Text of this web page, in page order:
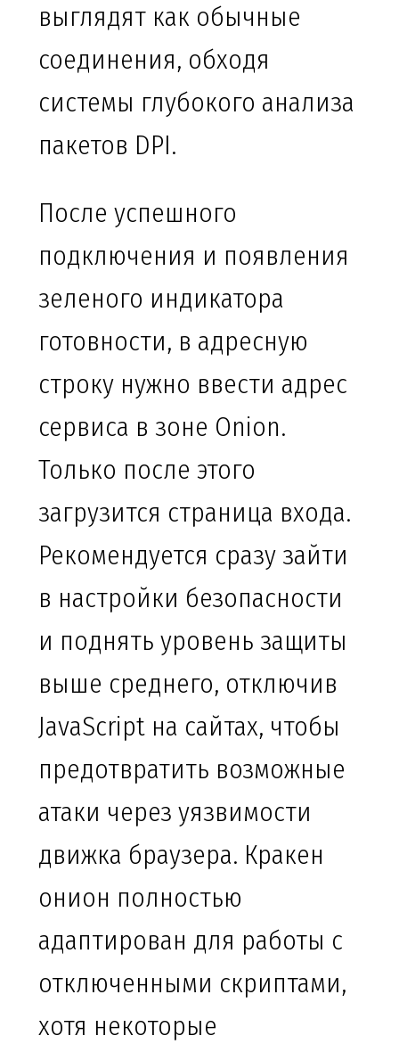
выглядят как обычные
соединения, обходя
системы глубокого анализа
пакетов DPI.
После успешного
подключения и появления
зеленого индикатора
готовности, в адресную
строку нужно ввести адрес
сервиса в зоне Onion.
Только после этого
загрузится страница входа.
Рекомендуется сразу зайти
в настройки безопасности
и поднять уровень защиты
выше среднего, отключив
JavaScript на сайтах, чтобы
предотвратить возможные
атаки через уязвимости
движка браузера. Кракен
онион полностью
адаптирован для работы с
отключенными скриптами,
хотя некоторые